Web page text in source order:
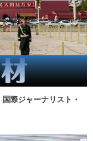
際ジャーナリスト・